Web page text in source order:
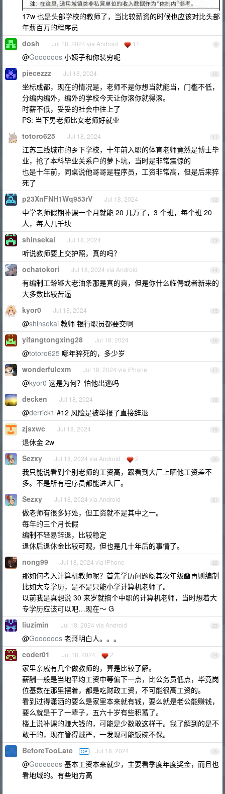
17w 也是头部学校的教师了，当比较薪资的时候也应该对比头部
年薪百万的程序员
9
dosh Jul 18, 2024 via Android 11
@Goooooos 小姨子和你装穷呢
10
piecezzz Jul 18, 2024
坐标成都，现在的情况是，老师不是你想当就能当，门槛不低，
分编内编外，编外的学校今天让你滚你就得滚。
时薪不低，妥妥的社会中往上了
PS: 当下男老师比女老师好就业
11
totoro625 Jul 18, 2024
江苏三线城市的乡下学校，十年前入职的体育老师竟然是博士毕
业，抢了本科毕业关系户的萝卜坑，当时是非常震惊的
也是十年前，同桌说他哥哥是程序员，工资非常高，但是后来猝
死了
12
p23XnFNH1Wq953rV Jul 18, 2024
中学老师假期补课一个月就能 20 几万了，3 个班，每个班 20
人，每人几千块
13
shinsekai Jul 18, 2024
听说教师要上交护照，真的吗？
14
ochatokori Jul 18, 2024 via Android
有编制工龄够大老油条那是真的爽，但是你什么临俜或者新来的
大多数比较苦逼
15
kyor0 Jul 18, 2024
@shinsekai 教师 银行职员都要交啊
16
yifangtongxing28 Jul 18, 2024
@totoro625 哪年猝死的，多少岁
17
wonderfulcxm Jul 18, 2024 via iPhone
@kyor0 这是为何？怕他出逃吗
18
decken Jul 18, 2024
@derrick1 #12 风险是被举报了直接辞退
19
zjsxwc Jul 18, 2024
退休金 2w
20
Sezxy Jul 18, 2024 via Android 2
我只能说看到个别老师的工资高，跟看到大厂上晒他工资差不
多。不是所有程序员都能进大厂。
21
Sezxy Jul 18, 2024 via Android
做老师有很多好处，但工资就不是其中之一。
每年的三个月长假
编制不轻易辞退，比较稳定
退休后退休金比较可观，但也是几十年后的事情了。
22
nong99 Jul 18, 2024 via iPhone
那如何考入计算机教师呢？首先学历问题🙋其次年级🏫再则编制
比如大专学历，是不是只能小学计算机老师了。
以前我是真想说 30 来岁就搞个中职的计算机老师，当时想着大
专学历应该可以吧…现在～ G
23
liuzimin Jul 18, 2024 via Android
@Goooooos 老哥明白人。。。
24
coder01 Jul 18, 2024 2
家里亲戚有几个做教师的，算是比较了解。
薪酬一般是当地平均工资中等偏下一点，比公务员低点，毕竟岗
位基数在那里摆着，都是吃财政工资，不可能很高工资的。
看到过得潇洒的要么是家里本来就有钱，要么就是老公能赚钱，
要么就是干了一辈子，五六十岁有些积蓄了。
楼上说补课的赚大钱的，可能是少数敢这样干。我了解到的是不
敢干的，现在管得贼严，一发现可能饭碗不保。
25
BeforeTooLate OP Jul 18, 2024
@Goooooos 基本工资本来就少，主要看季度年度奖金，而且也
看地域的。有些地方高